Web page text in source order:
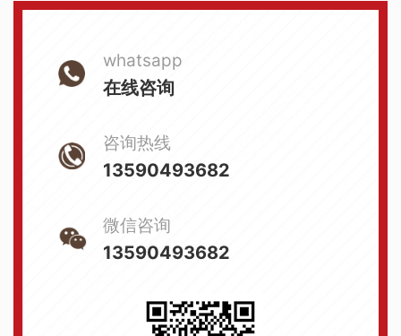
whatsapp
在线咨询
咨询热线
13590493682
微信咨询
13590493682